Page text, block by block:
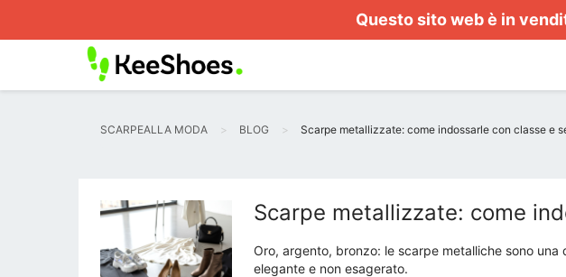
Questo sito web è in
SCARPEALLA MODA BLOG Scarpe metallizzate: come indossarle con classe e
Scarpe metallizzate: come
Oro, argento, bronzo: le scarpe metalliche sono
elegante e non esagerato.